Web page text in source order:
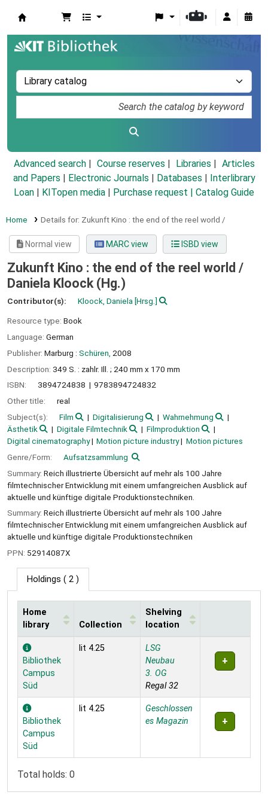
Advanced search Course reserves Libraries
Articles
and Papers
Electronic Journals Databases
Interlibrary
Loan
KITopen media Purchase request | Catalog Guide
Home Details for: Zukunft Kino : the end of the reel world /
Normal view MARC view ISBD view
Zukunft Kino : the end of the reel world /
Daniela Kloock (Hg.)
Contributor(s): Kloock, Daniela [Hrsg.]
Resource type: Book
Language: German
Publisher: Marburg : Schüren, 2008
Description: 349 S. : zahlr. Ill. ; 240 mm x 170 mm
ISBN:
3894724838
9783894724832
Other title:
real
Subject(s):
Film Digitalisierung
Wahrnehmung
Ästhetik
Digitale Filmtechnik
Filmproduktion
Digital cinematography
Motion picture industry
Motion pictures
Genre/Form:
Aufsatzsammlung
Summary: Reich illustrierte Übersicht auf mehr als 100 Jahre
filmtechnischer Entwicklung mit einem umfangreichen Ausblick auf
aktuelle und künftige digitale Produktionstechniken.
Summary: Reich illustrierte Übersicht auf mehr als 100 Jahre
filmtechnischer Entwicklung mit einem umfangreichen Ausblick auf
aktuelle und künftige digitale Produktionstechniken
PPN: 52914087X
Holdings ( 2 )
Holdings
Home
library
Collection
Shelving
location
Bibliothek
Campus
Süd
lit 4.25
LSG
Neubau
3. OG
Regal 32
Bibliothek
Campus
Süd
lit 4.25
Geschlossen
es Magazin
Total holds: 0